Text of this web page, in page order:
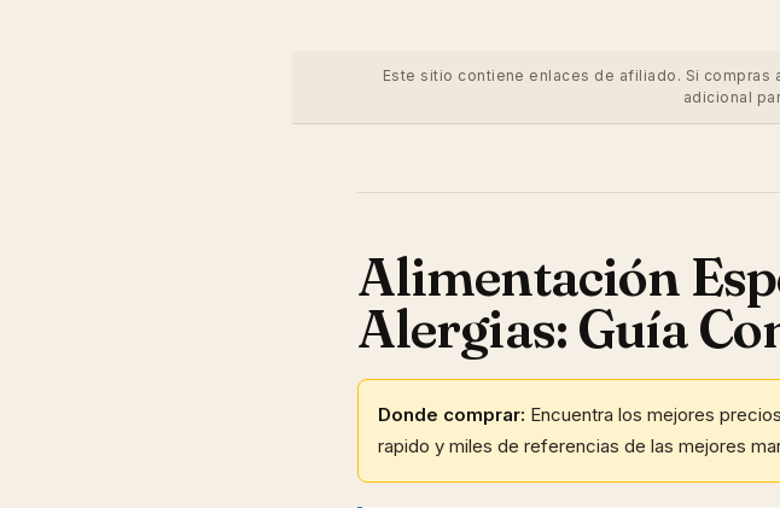
Este sitio contiene enlaces de afiliado. Si
adicional
Alimentación
Alergias: Guía
Donde comprar: Encuentra los mejores
rapido y miles de referencias de las mejores